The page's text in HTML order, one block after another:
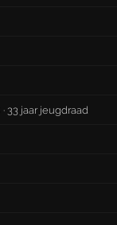
· 33 jaar jeugdraad